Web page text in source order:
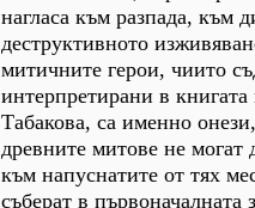
нагласа към разпада, към
деструктивното
митичните герои, чиито
интерпретирани в
Табакова, са именно
древните митове не могат
към напуснатите от тях
съберат в първоначалната